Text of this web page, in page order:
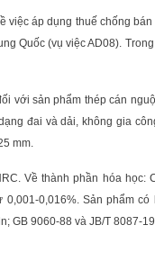
việc áp dụng thuế chống
Quốc (vụ việc AD08).
với sản phẩm thép cán
đai và dải, không gia
mm.
Về thành phần hóa học:
0,001-0,016%. Sản phẩm
GB 9060-88 và JB/T 8087-